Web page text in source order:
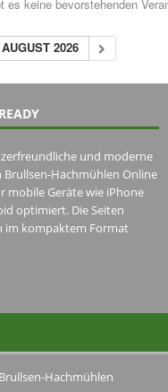
es keine bevorstehenden
AUGUST 2026
und moderne
Hachmühlen Online
mobile Geräte wie iPhone
optimiert. Die Seiten
im kompaktem Format
Hachmühlen